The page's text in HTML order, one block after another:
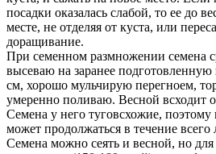
посадки оказалась слабой, то ее до
месте, не отделяя от куста, или
доращивание.
При семенном размножении семена
высеваю на заранее подготовленную
см, хорошо мульчирую перегноем,
умеренно поливаю. Весной всходит
Семена у него туговсхожие, поэтому
может продолжаться в течение всего
Семена можно сеять и весной, но для